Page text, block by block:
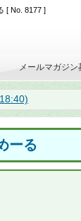
[ No. 8177 ]
ーる
メールマガジン